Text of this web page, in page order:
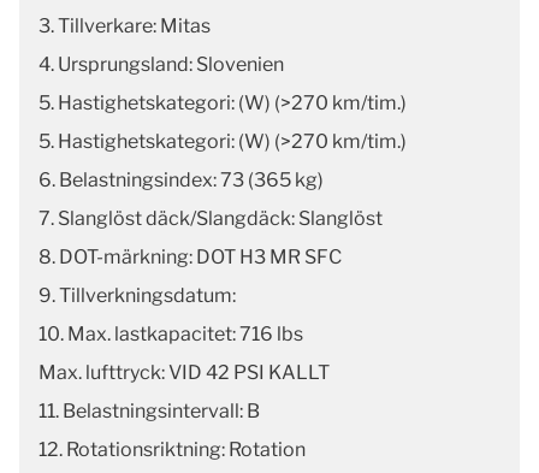
3. Tillverkare: Mitas
4. Ursprungsland: Slovenien
5. Hastighetskategori: (W) (>270 km/tim.)
5. Hastighetskategori: (W) (>270 km/tim.)
6. Belastningsindex: 73 (365 kg)
7. Slanglöst däck/Slangdäck: Slanglöst
8. DOT-märkning: DOT H3 MR SFC
9. Tillverkningsdatum:
10. Max. lastkapacitet: 716 lbs
Max. lufttryck: VID 42 PSI KALLT
11. Belastningsintervall: B
12. Rotationsriktning: Rotation